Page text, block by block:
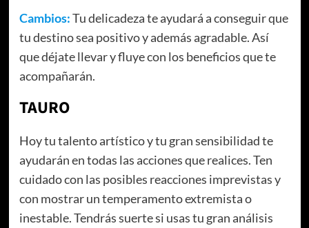
Cambios:Tu delicadeza te ayudará a conseguir que
tu destino sea positivo y además agradable. Así
que déjate llevar y fluye con los beneficios que te
acompañarán.
TAURO
Hoy tu talento artístico y tu gran sensibilidad te
ayudarán en todas las acciones que realices. Ten
cuidado con las posibles reacciones imprevistas y
con mostrar un temperamento extremista o
inestable. Tendrás suerte si usas tu gran análisis